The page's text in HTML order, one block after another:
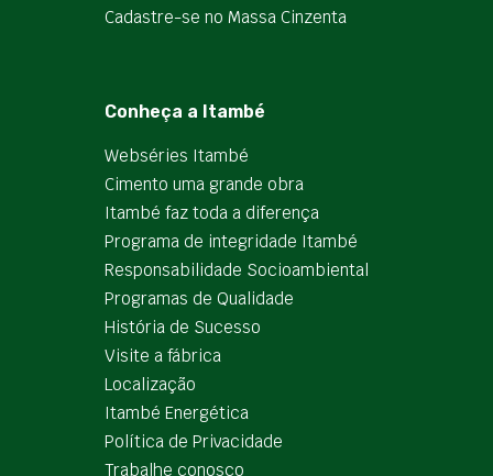
Cadastre-se no Massa Cinzenta
Conheça a Itambé
Webséries Itambé
Cimento uma grande obra
Itambé faz toda a diferença
Programa de integridade Itambé
Responsabilidade Socioambiental
Programas de Qualidade
História de Sucesso
Visite a fábrica
Localização
Itambé Energética
Política de Privacidade
Trabalhe conosco